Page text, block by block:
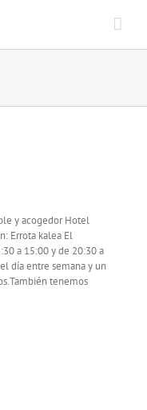
y acogedor Hotel
Errota kalea El
a 15:00 y de 20:30 a
día entre semana y un
tenemos